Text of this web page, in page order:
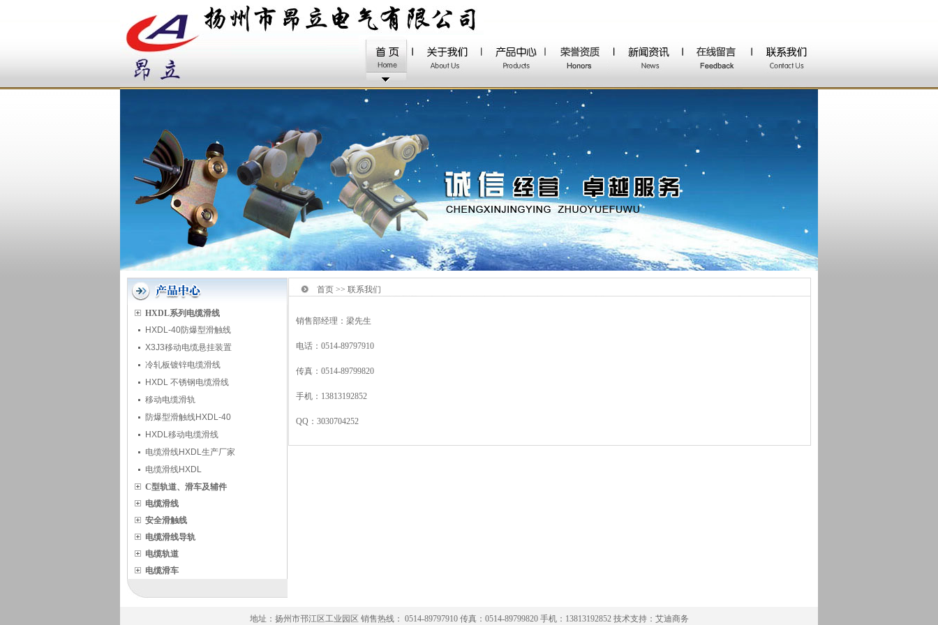
HXDL系列电缆滑线
HXDL-40防爆型滑触线
X3J3移动电缆悬挂装置
冷轧板镀锌电缆滑线
HXDL 不锈钢电缆滑线
移动电缆滑轨
防爆型滑触线HXDL-40
HXDL移动电缆滑线
电缆滑线HXDL生产厂家
电缆滑线HXDL
C型轨道、滑车及辅件
电缆滑线
安全滑触线
电缆滑线导轨
电缆轨道
电缆滑车
首页 >> 联系我们
销售部经理：梁先生
电话：0514-89797910
传真：0514-89799820
手机：13813192852
QQ：3030704252
地址：扬州市邗江区工业园区 销售热线： 0514-89797910 传真：0514-89799820 手机：13813192852 技术支持： 艾迪商务